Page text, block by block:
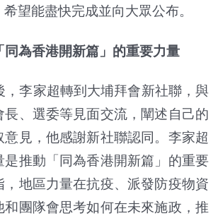
望能盡快完成並向大眾公布。
為香港開新篇」的重要力量
李家超轉到大埔拜會新社聯，與
長、選委等見面交流，闡述自己的
意見，他感謝新社聯認同。李家超
是推動「同為香港開新篇」的重要
，地區力量在抗疫、派發防疫物資
和團隊會思考如何在未來施政，推